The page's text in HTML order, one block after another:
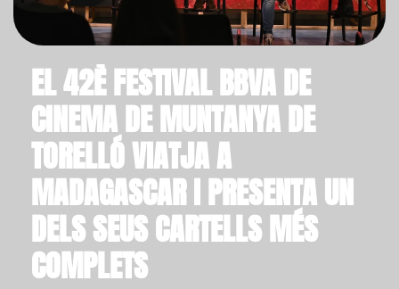
EL 42È FESTIVAL BBVA DE
CINEMA DE MUNTANYA DE
TORELLÓ VIATJA A
MADAGASCAR I PRESENTA UN
DELS SEUS CARTELLS MÉS
COMPLETS